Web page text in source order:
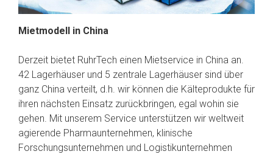
Mietmodell in China
Derzeit bietet RuhrTech einen Mietservice in China an.
42 Lagerhäuser und 5 zentrale Lagerhäuser sind über
ganz China verteilt, d.h. wir können die Kälteprodukte für
ihren nächsten Einsatz zurückbringen, egal wohin sie
gehen. Mit unserem Service unterstützen wir weltweit
agierende Pharmaunternehmen, klinische
Forschungsunternehmen und Logistikunternehmen